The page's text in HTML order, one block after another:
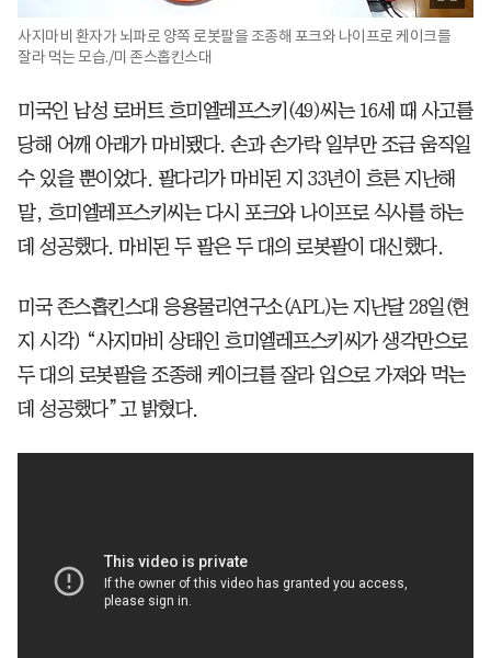
사지마비 환자가 뇌파로 양쪽 로봇팔을 조종해 포크와 나이프로 케이크를
잘라 먹는 모습./미 존스홉킨스대
미국인 남성 로버트 흐미엘레프스키(49)씨는 16세 때 사고를
당해 어깨 아래가 마비됐다. 손과 손가락 일부만 조금 움직일
수 있을 뿐이었다. 팔다리가 마비된 지 33년이 흐른 지난해
말, 흐미엘레프스키씨는 다시 포크와 나이프로 식사를 하는
데 성공했다. 마비된 두 팔은 두 대의 로봇팔이 대신했다.
미국 존스홉킨스대 응용물리연구소(APL)는 지난달 28일(현
지 시각) “사지마비 상태인 흐미엘레프스키씨가 생각만으로
두 대의 로봇팔을 조종해 케이크를 잘라 입으로 가져와 먹는
데 성공했다”고 밝혔다.